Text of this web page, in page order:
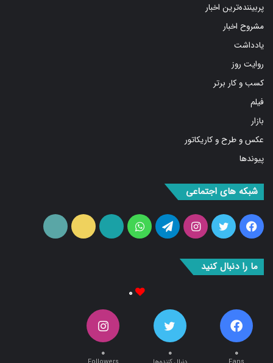
پربیننده‌ترین اخبار
مشروح اخبار
یادداشت
روایت روز
کسب و کار برتر
فیلم
بازار
عکس و طرح و کاریکاتور
پیوندها
شبکه های اجتماعی
فیس
توییتر اینستاگرامتلگرام واتس
آپارات ایتا
ما را دنبال کنید
۰
۰ ۰ ۰